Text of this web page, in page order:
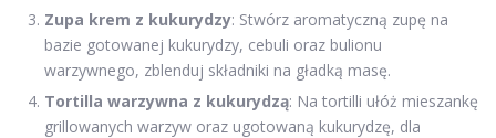
Zupa krem z kukurydzy: Stwórz aromatyczną zupę na
bazie gotowanej kukurydzy, cebuli oraz bulionu
warzywnego, zblenduj składniki na gładką masę.
Tortilla warzywna z kukurydzą: Na tortilli ułóż mieszankę
grillowanych warzyw oraz ugotowaną kukurydzę, dla